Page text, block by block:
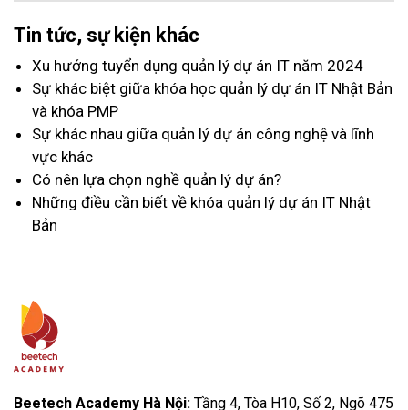
Tin tức, sự kiện khác
Xu hướng tuyển dụng quản lý dự án IT năm 2024
Sự khác biệt giữa khóa học quản lý dự án IT Nhật Bản
và khóa PMP
Sự khác nhau giữa quản lý dự án công nghệ và lĩnh
vực khác
Có nên lựa chọn nghề quản lý dự án?
Những điều cần biết về khóa quản lý dự án IT Nhật
Bản
Beetech Academy Hà Nội: Tầng 4, Tòa H10, Số 2, Ngõ 475